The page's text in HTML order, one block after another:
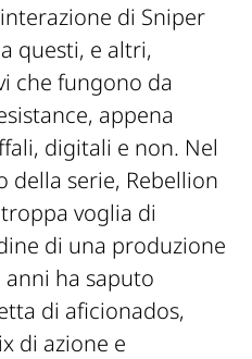
di Sniper
questi, e altri,
che fungono da
appena
digitali e non. Nel
della serie, Rebellion
voglia di
di una produzione
ha saputo
di aficionados,
di azione e